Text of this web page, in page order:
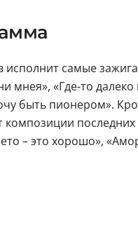
исполнит самые
мнея», «Где-то далеко
быть пионером».
композиции
– это хорошо»,